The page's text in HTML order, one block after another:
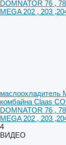
маслоохладитель
комбайна Claas
DOMNATOR 76 ,
MEGA 202 , 203
4
ВИДЕО